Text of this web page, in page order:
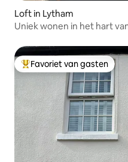
Loft in Lytham
Uniek wonen in het hart
Topfavoriet van gasten
Favoriet van gasten